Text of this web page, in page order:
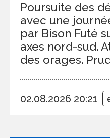
Poursuite des
avec une
par Bison Futé
axes nord-sud.
des orages.
02.08.2026 20:21